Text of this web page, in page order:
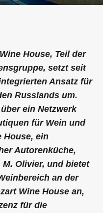
House, Teil der
setzt seit
Ansatz für
Russlands um.
ein Netzwerk
für Wein und
House, ein
Autorenküche,
Olivier, und bietet
an der
Wine House an,
für die